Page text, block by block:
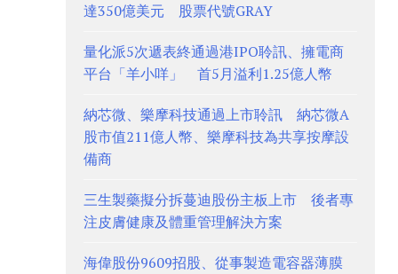
達350億美元 股票代號GRAY
量化派5次遞表終通過港IPO聆訊、擁電商
平台「羊小咩」 首5月溢利1.25億人幣
納芯微、樂摩科技通過上市聆訊 納芯微A
股市值211億人幣、樂摩科技為共享按摩設
備商
三生製藥擬分拆蔓迪股份主板上市 後者專
注皮膚健康及體重管理解決方案
海偉股份9609招股、從事製造電容器薄膜